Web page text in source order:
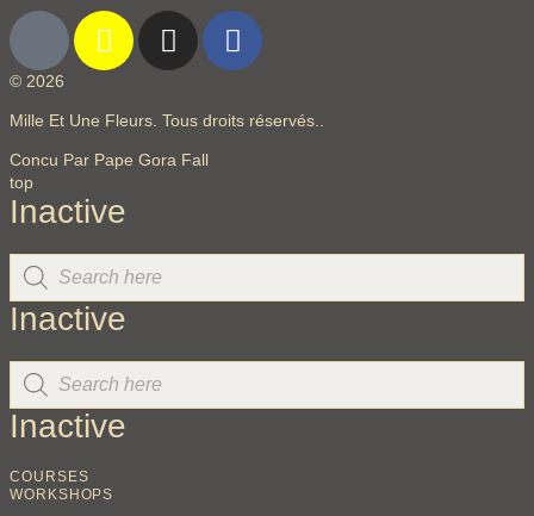
© 2026
Mille Et Une Fleurs. Tous droits réservés..
Concu Par Pape Gora Fall
top
Inactive
Inactive
Inactive
COURSES
WORKSHOPS